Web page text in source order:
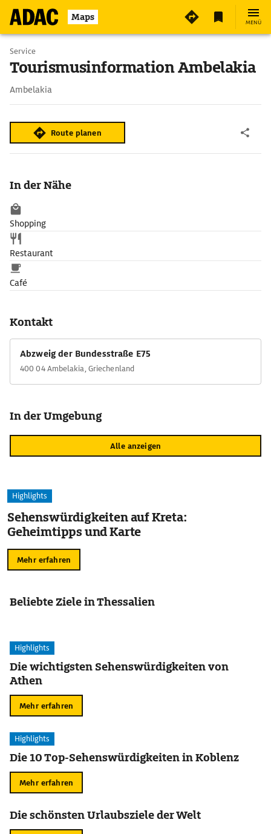
Maps MENÜ
Service
Tourismusinformation Ambelakia
Ambelakia
Route planen
In der Nähe
Shopping
Restaurant
Café
Kontakt
Abzweig der Bundesstraße E75
400 04 Ambelakia, Griechenland
In der Umgebung
Alle anzeigen
Highlights
Sehenswürdigkeiten auf Kreta:
Geheimtipps und Karte
Mehr erfahren
Beliebte Ziele in Thessalien
Highlights
Die wichtigsten Sehenswürdigkeiten von
Athen
Mehr erfahren
Highlights
Die 10 Top-Sehenswürdigkeiten in Koblenz
Mehr erfahren
Die schönsten Urlaubsziele der Welt